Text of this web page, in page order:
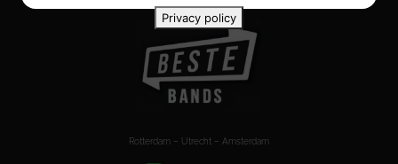
Rotterdam – Utrecht – Amsterdam
Privacy policy